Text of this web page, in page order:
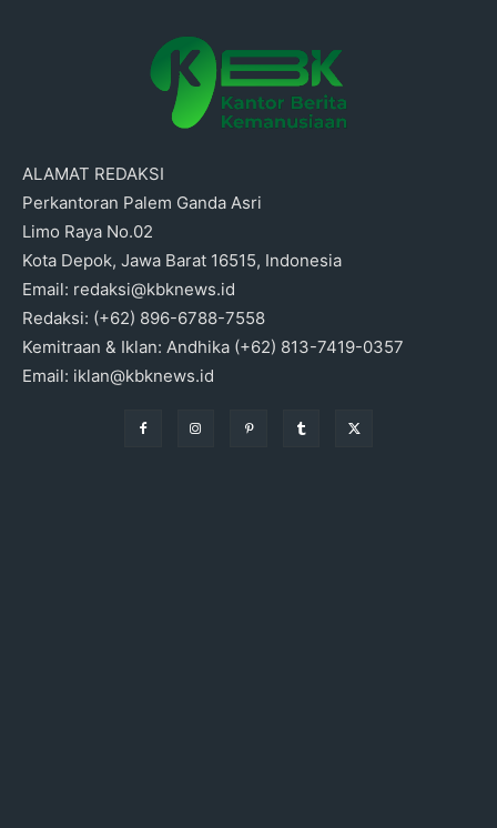
ALAMAT REDAKSI
Perkantoran Palem Ganda Asri
Limo Raya No.02
Kota Depok, Jawa Barat 16515, Indonesia
Email: redaksi@kbknews.id
Redaksi: (+62) 896-6788-7558
Kemitraan & Iklan: Andhika (+62) 813-7419-0357
Email: iklan@kbknews.id